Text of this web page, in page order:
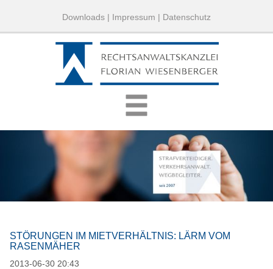
Downloads | Impressum | Datenschutz
STÖRUNGEN IM MIETVERHÄLTNIS: LÄRM VOM
RASENMÄHER
2013-06-30 20:43